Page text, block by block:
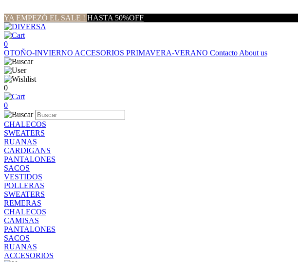
YA EMPEZÓ EL SALE ! HASTA 50%OFF
0
OTOÑO-INVIERNO ACCESORIOS PRIMAVERA-VERANO Contacto About us
0
0
CHALECOS
SWEATERS
RUANAS
CARDIGANS
PANTALONES
SACOS
VESTIDOS
POLLERAS
SWEATERS
REMERAS
CHALECOS
CAMISAS
PANTALONES
SACOS
RUANAS
ACCESORIOS